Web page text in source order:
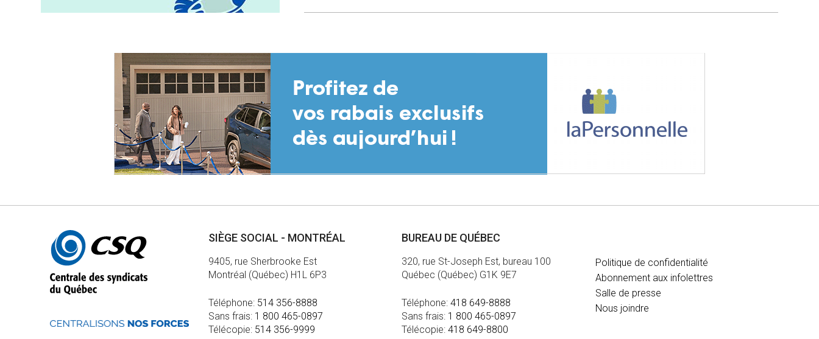
Autres
informations
SIÈGE SOCIAL - MONTRÉAL
9405, rue Sherbrooke Est
Montréal (Québec) H1L 6P3
Téléphone: 514 356-8888
Sans frais: 1 800 465-0897
Télécopie: 514 356-9999
BUREAU DE QUÉBEC
320, rue St-Joseph Est, bureau 100
Québec (Québec) G1K 9E7
Téléphone:418 649-8888
Sans frais: 1 800 465-0897
Télécopie:418 649-8800
Politique de confidentialité
Abonnement aux infolettres
Salle de presse
Nous joindre